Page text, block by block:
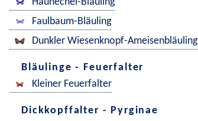
Faulbaum-Bläuling
Dunkler Wiesenknopf-Ameisenbläuling
Bläulinge - Feuerfalter
Kleiner Feuerfalter
Dickkopffalter - Pyrginae